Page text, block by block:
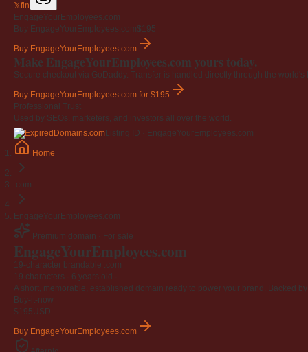
𝕏fin
EngageYourEmployees.com
Buy EngageYourEmployees.com$195
Buy EngageYourEmployees.com
Make EngageYourEmployees.com yours today.
Secure checkout via GoDaddy. Transfer is handled directly through the world's
Buy EngageYourEmployees.com for $195
Professional Trust
Used by SEOs, marketers, and investors all over the world.
Listing ID · EngageYourEmployees.com
Home
.com
EngageYourEmployees.com
Premium domain · For sale
EngageYourEmployees.com
19-character brandable .com
19 characters · 6 years old
A short, memorable, established domain ready to power your brand. Backed
Buy-it-now
$195USD
Buy EngageYourEmployees.com